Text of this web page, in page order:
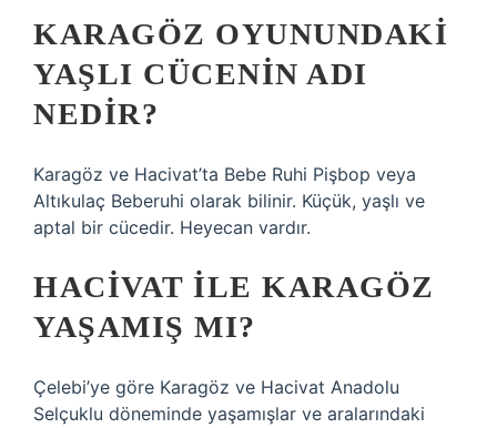
KARAGÖZ OYUNUNDAKI
YAŞLI CÜCENIN ADI
NEDIR?
Karagöz ve Hacivat’ta Bebe Ruhi Pişbop veya
Altıkulaç Beberuhi olarak bilinir. Küçük, yaşlı ve
aptal bir cücedir. Heyecan vardır.
HACIVAT ILE KARAGÖZ
YAŞAMIŞ MI?
Çelebi’ye göre Karagöz ve Hacivat Anadolu
Selçuklu döneminde yaşamışlar ve aralarındaki